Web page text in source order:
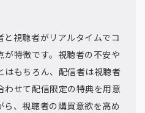
視聴者がリアルタイムでコ
が特徴です。視聴者の不安や
はもちろん、配信者は視聴者
わせて配信限定の特典を用意
ら、視聴者の購買意欲を高め